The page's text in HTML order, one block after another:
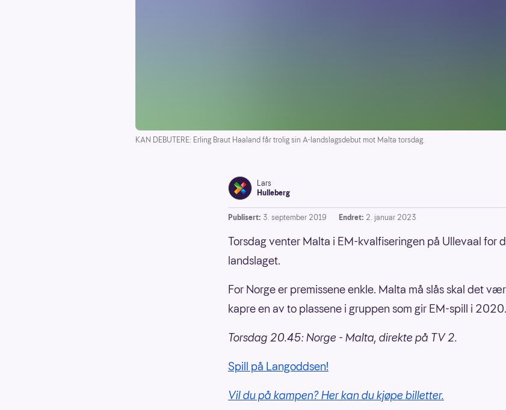
KAN DEBUTERE: Erling Braut Haaland får trolig sin A-landslagsdebut mot Malta torsdag.
Lars
Hulleberg
Publisert: 3. september 2019 Endret: 2. januar 2023
Torsdag venter Malta i EM-kvalfiseringen på Ullevaal for
landslaget.
For Norge er premissene enkle. Malta må slås skal det
kapre en av to plassene i gruppen som gir EM-spill i 2020.
Torsdag 20.45: Norge - Malta, direkte på TV 2.
Spill på Langoddsen!
Vil du på kampen? Her kan du kjøpe billetter.